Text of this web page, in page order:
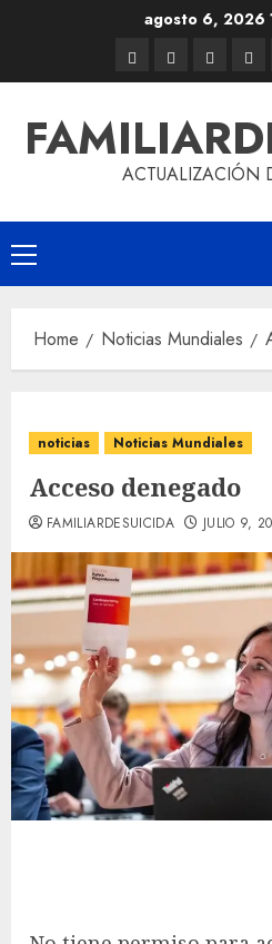
agosto 6, 2026
ACTUALIZACIÓN
Home Noticias Mundiales
noticias Noticias Mundiales
Acceso denegado
FAMILIARDESUICIDA JULIO 9,